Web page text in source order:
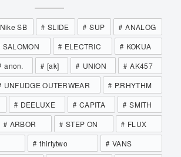
Nike SB SLIDE SUP
ANALOG
SALOMON ELECTRIC
KOKUA
anon. [ak] UNION
AK457
UNFUDGE OUTERWEAR
P.RHYTHM
DEELUXE CAPITA
SMITH
ARBOR STEP ON
FLUX
thirtytwo
VANS